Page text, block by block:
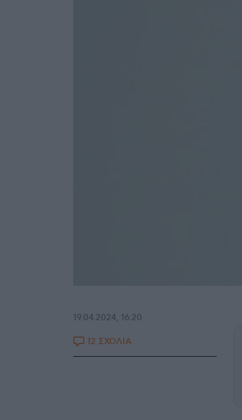
19.04.2024, 16:20
12 ΣΧΟΛΙΑ